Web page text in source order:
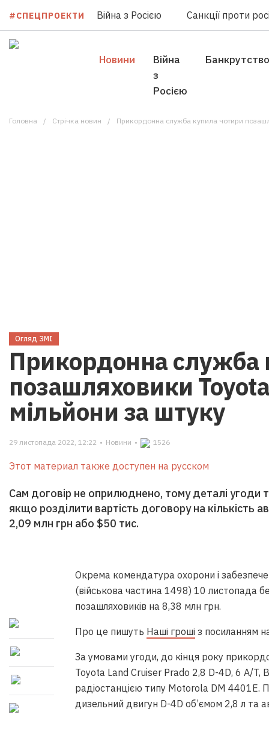
#СПЕЦПРОЕКТИ Війна з Росією Санкції проти
Новини
Війна
з
Росією
Банкрутство
Головна Стрічка новин Прикордонна служба купила чотири
Огляд ЗМІ
Прикордонна служба
позашляховики
мільйони за штуку
29 листопада 2022, 12:22 • Новини • 1526
Этот материал также доступен на русском
Сам договір не оприлюднено, тому деталі угоди
якщо розділити вартість договору на кількість
2,09 млн грн або $50 тис.
Окрема комендатура охорони і
(військова частина 1498) 10 листопада
позашляховиків на 8,38 млн грн.
Про це пишуть Наші гроші з посиланням
За умовами угоди, до кінця року
Toyota Land Cruiser Prado 2,8 D-4D, 6 A/T,
радіостанцією типу Motorola DM 4401E.
дизельний двигун D-4D об’ємом 2,8 л та